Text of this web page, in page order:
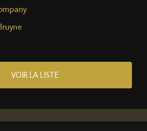
VOIR LA LISTE